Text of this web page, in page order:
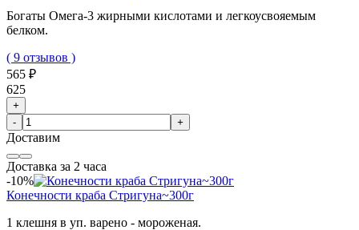
Богаты Омега-3 жирными кислотами и легкоусвояемым
белком.
( 9 отзывов )
565 ₽
625
+
-
+
Доставим
Доставка за 2 часа
-10%
Конечности краба Стригуна~300г
1 клешня в уп. варено - мороженая.